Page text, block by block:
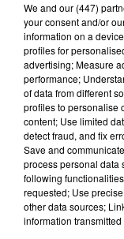
Lecture (1
100%
100% Radio
We and our (447)
your consent and/or
information on a
profiles for
advertising; Measure
performance;
of data from different
profiles to personalise
content; Use limited
detect fraud, and fix
Save and
process personal data
following
requested; Use
other data sources;
information